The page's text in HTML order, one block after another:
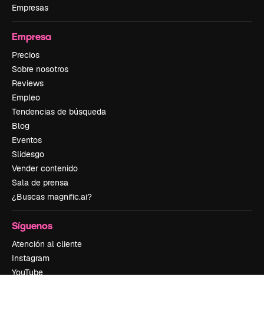
Empresas
Empresa
Precios
Sobre nosotros
Reviews
Empleo
Tendencias de búsqueda
Blog
Eventos
Slidesgo
Vender contenido
Sala de prensa
¿Buscas magnific.ai?
Síguenos
Atención al cliente
Instagram
YouTube